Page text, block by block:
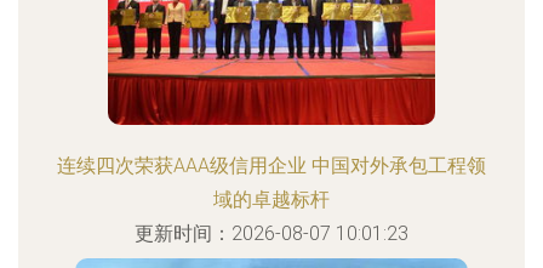
连续四次荣获AAA级信用企业 中国对外承包工程领
域的卓越标杆
更新时间：2026-08-07 10:01:23